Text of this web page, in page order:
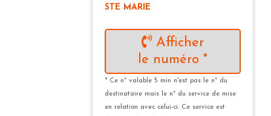
STE MARIE
Afficher
le numéro *
* Ce n° valable 5 min n'est pas le n° du
destinataire mais le n° du service de mise
en relation avec celui-ci. Ce service est